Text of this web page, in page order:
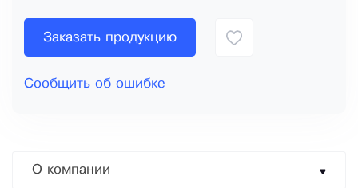
Заказать продукцию
Сообщить об ошибке
О компании